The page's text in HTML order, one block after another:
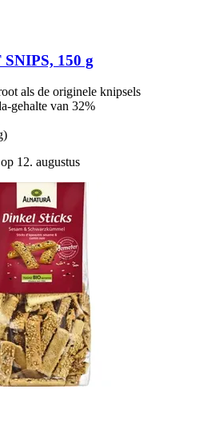
150 g
als de originele knipsels
gehalte van 32%
12. augustus